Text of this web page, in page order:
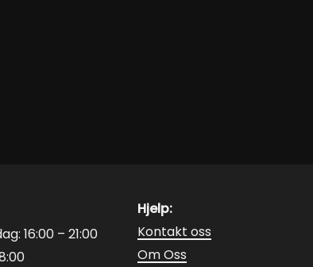
16:00 – 21:00
Hjelp:
Kontakt oss
Om Oss